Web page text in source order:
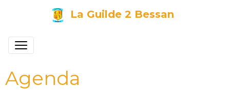
La Guilde 2 Bessan
Agenda